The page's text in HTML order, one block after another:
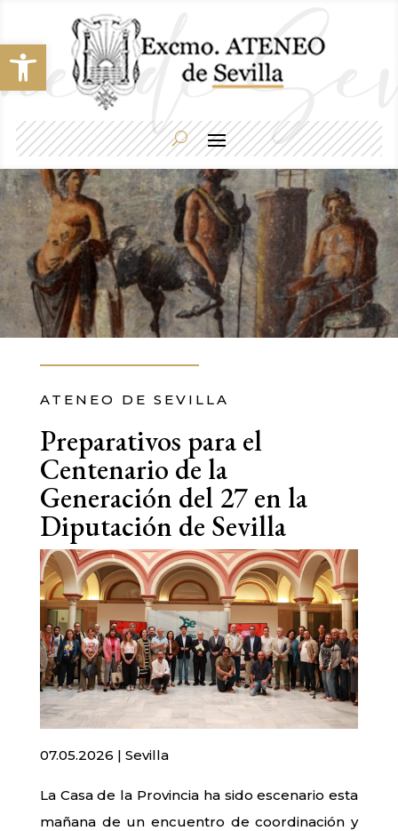
Abrir barra de herramientas
ATENEO DE SEVILLA
Preparativos para el
Centenario de la
Generación del 27 en la
Diputación de Sevilla
07.05.2026 | Sevilla
La Casa de la Provincia ha sido escenario esta
mañana de un encuentro de coordinación y